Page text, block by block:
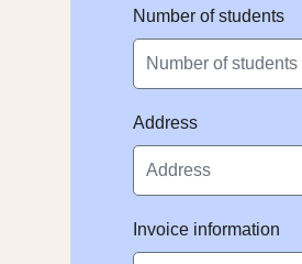
Number of students
Address
Invoice information